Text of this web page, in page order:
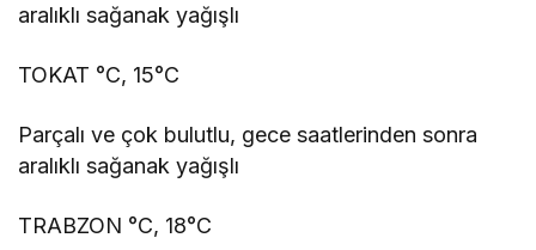
aralıklı sağanak yağışlı
TOKAT °C, 15°C
Parçalı ve çok bulutlu, gece saatlerinden sonra
aralıklı sağanak yağışlı
TRABZON °C, 18°C